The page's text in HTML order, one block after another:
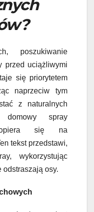
poszukiwanie
przed uciążliwymi
się priorytetem
naprzeciw tym
z naturalnych
spray
opiera się na
tekst przedstawi,
wykorzystując
odstraszają osy.